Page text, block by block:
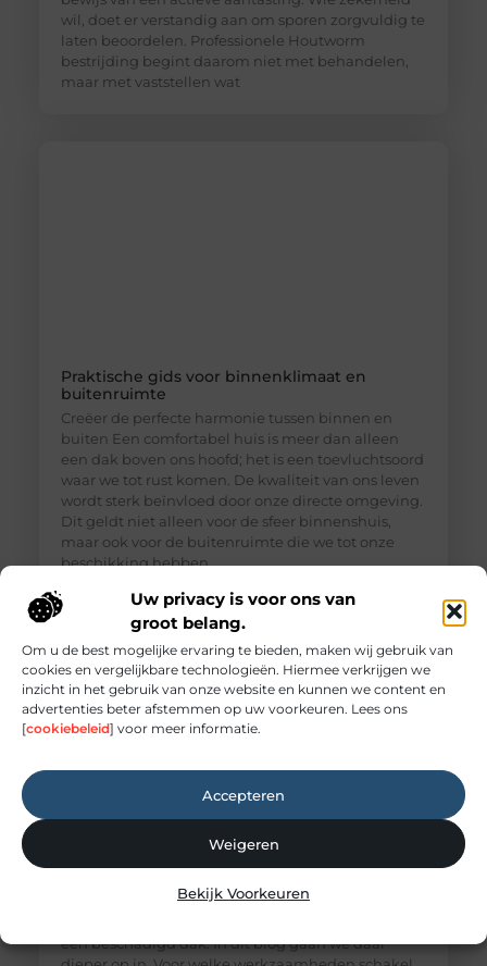
Uw privacy is voor ons van
groot belang.
Om u de best mogelijke ervaring te bieden, maken wij gebruik van
cookies en vergelijkbare technologieën. Hiermee verkrijgen we
inzicht in het gebruik van onze website en kunnen we content en
advertenties beter afstemmen op uw voorkeuren. Lees ons
[cookiebeleid] voor meer informatie.
Accepteren
Weigeren
Bekijk Voorkeuren
wil, doet er verstandig aan om sporen zorgvuldig te
laten beoordelen. Professionele Houtworm
bestrijding begint daarom niet met behandelen,
maar met vaststellen wat
Praktische gids voor binnenklimaat en
buitenruimte
Creëer de perfecte harmonie tussen binnen en
buiten Een comfortabel huis is meer dan alleen
een dak boven ons hoofd; het is een toevluchtsoord
waar we tot rust komen. De kwaliteit van ons leven
wordt sterk beïnvloed door onze directe omgeving.
Dit geldt niet alleen voor de sfeer binnenshuis,
maar ook voor de buitenruimte die we tot onze
beschikking hebben,
Wat doet een dakdekker?
wanneer er een lekkage ontstaat. Toch doet een
een beschadigd dak. In dit blog gaan we daar